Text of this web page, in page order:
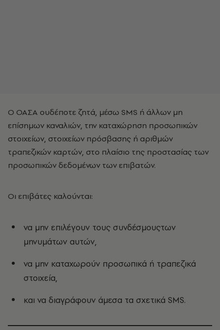
Ο ΟΑΣΑ ουδέποτε ζητά, μέσω SMS ή άλλων μη
επίσημων καναλιών, την καταχώρηση προσωπικών
στοιχείων, στοιχείων πρόσβασης ή αριθμών
τραπεζικών καρτών, στο πλαίσιο της προστασίας των
προσωπικών δεδομένων των επιβατών.
Οι επιβάτες καλούνται:
να μην επιλέγουν τους συνδέσμουςτων
μηνυμάτων αυτών,
να μην καταχωρούν προσωπικά ή τραπεζικά
στοιχεία,
και να διαγράφουν άμεσα τα σχετικά SMS.